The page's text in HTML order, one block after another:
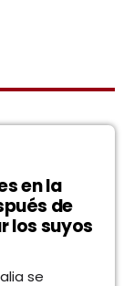
en la
de
los suyos
se